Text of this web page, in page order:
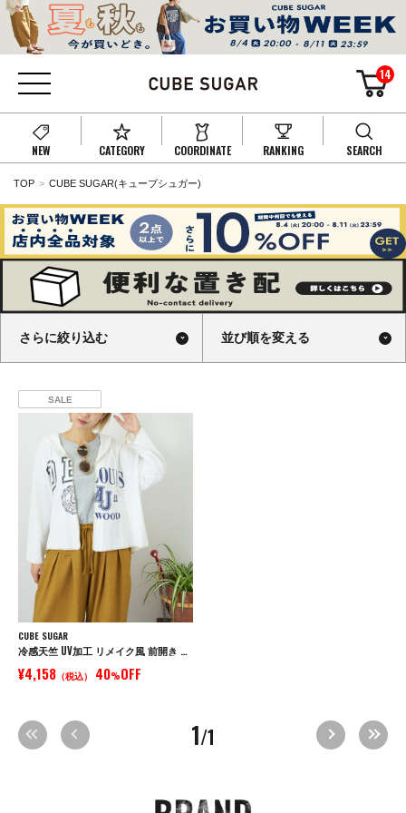
14
NEW CATEGORY COORDINATE RANKING SEARCH
TOP CUBE SUGAR(キューブシュガー)
さらに絞り込む 並び順を変える
SALE
CUBE SUGAR
冷感天竺 UV加工 リメイク風 前開き パーカー
¥4,158 （税込） 40%OFF
1/1